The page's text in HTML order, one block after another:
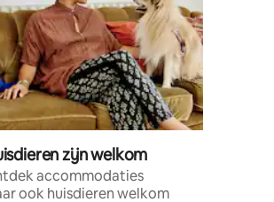
zijn welkom
accommodaties
ook huisdieren welkom